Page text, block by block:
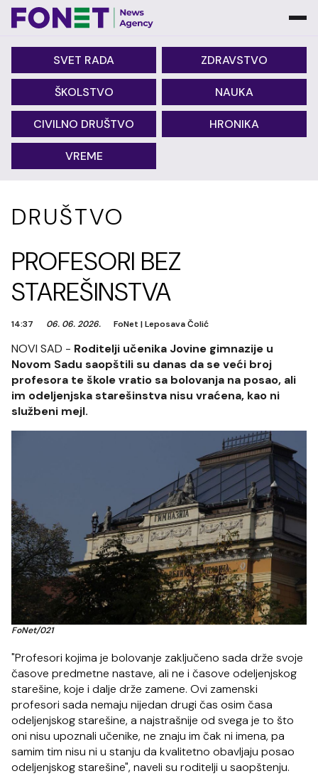
SVET RADA ZDRAVSTVO
ŠKOLSTVO NAUKA
CIVILNO DRUŠTVO HRONIKA
VREME
DRUŠTVO
PROFESORI BEZ
STAREŠINSTVA
14:37 06. 06. 2026. FoNet |Leposava Čolić
NOVI SAD - Roditelji učenika Jovine gimnazije u
Novom Sadu saopštili su danas da se veći broj
profesora te škole vratio sa bolovanja na posao, ali
im odeljenjska starešinstva nisu vraćena, kao ni
službeni mejl.
FoNet/021
"Profesori kojima je bolovanje zaključeno sada drže svoje
časove predmetne nastave, ali ne i časove odeljenjskog
starešine, koje i dalje drže zamene. Ovi zamenski
profesori sada nemaju nijedan drugi čas osim časa
odeljenjskog starešine, a najstrašnije od svega je to što
oni nisu upoznali učenike, ne znaju im čak ni imena, pa
samim tim nisu ni u stanju da kvalitetno obavljaju posao
odeljenjskog starešine", naveli su roditelji u saopštenju.